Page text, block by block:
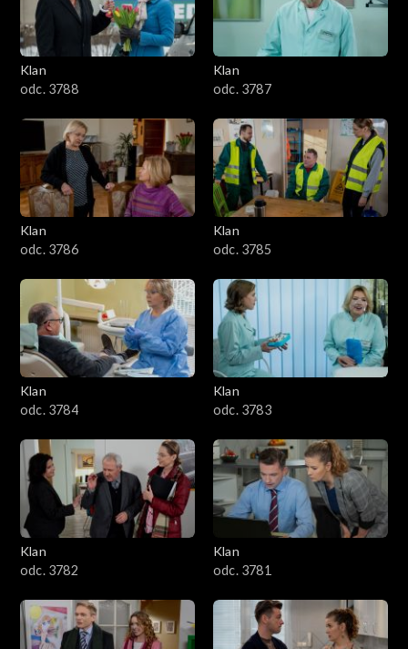
2401–2500
2301–2400
2201–2300
2101–2200
2001–2100
1901–2000
1801–1900
1701–1800
1601–1700
1501–1600
1401–1500
1301–1400
1201–1300
1101–1200
Klan
odc. 3788
Klan
odc. 3787
Klan
odc. 3786
Klan
odc. 3785
Klan
odc. 3784
Klan
odc. 3783
Klan
odc. 3782
Klan
odc. 3781